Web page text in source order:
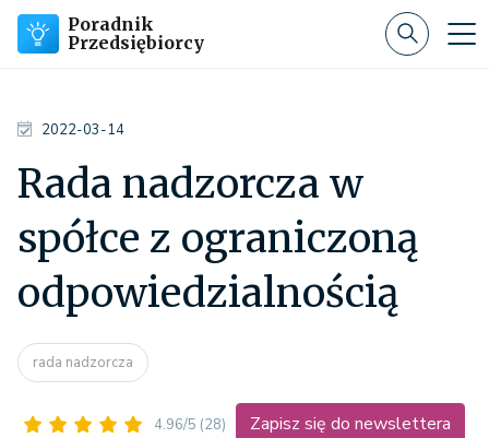
Poradnik
Przedsiębiorcy
2022-03-14
Rada nadzorcza w
spółce z ograniczoną
odpowiedzialnością
rada nadzorcza
4.96/5 (28) Zapisz się do newslettera